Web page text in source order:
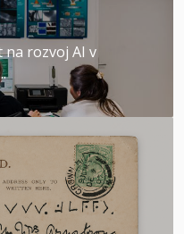
rozvoj AI v